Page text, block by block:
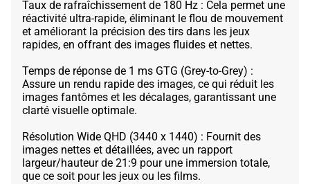
Taux de rafraîchissement de 180 Hz : Cela permet une
réactivité ultra-rapide, éliminant le flou de mouvement
et améliorant la précision des tirs dans les jeux
rapides, en offrant des images fluides et nettes.
Temps de réponse de 1 ms GTG (Grey-to-Grey) :
Assure un rendu rapide des images, ce qui réduit les
images fantômes et les décalages, garantissant une
clarté visuelle optimale.
Résolution Wide QHD (3440 x 1440) : Fournit des
images nettes et détaillées, avec un rapport
largeur/hauteur de 21:9 pour une immersion totale,
que ce soit pour les jeux ou les films.